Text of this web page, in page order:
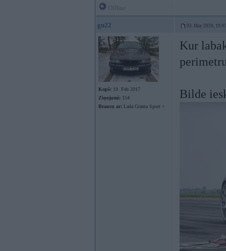
gu22 03. May 2020,
Kopš: 19. Feb 2017
Ziņojumi: 154
Braucu ar: Lada Granta Sport +
Kur
Bilde